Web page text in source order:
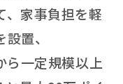
、家事負担を軽
置、
ら一定規模以上